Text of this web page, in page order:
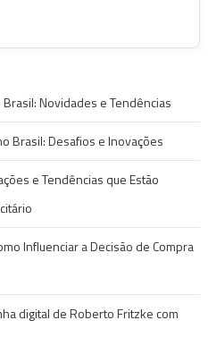
Novidades e Tendências
Brasil: Desafios e Inovações
e Tendências que Estão
Influenciar a Decisão de Compra
digital de Roberto Fritzke com